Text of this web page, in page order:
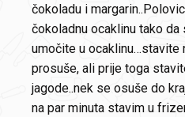
čokoladu i
čokoladnu ocaklinu tako da
umočite u ocaklinu…stavite
prosuše, ali prije toga
jagode..nek se osuše do
na par minuta stavim u